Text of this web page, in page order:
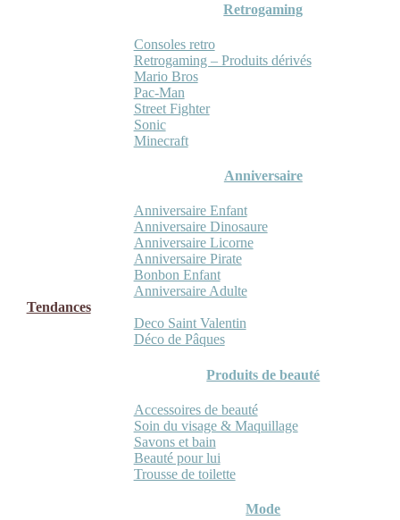
Retrogaming
Consoles retro
Retrogaming – Produits dérivés
Mario Bros
Pac-Man
Street Fighter
Sonic
Minecraft
Anniversaire
Anniversaire Enfant
Anniversaire Dinosaure
Anniversaire Licorne
Anniversaire Pirate
Bonbon Enfant
Anniversaire Adulte
Tendances
Deco Saint Valentin
Déco de Pâques
Produits de beauté
Accessoires de beauté
Soin du visage & Maquillage
Savons et bain
Beauté pour lui
Trousse de toilette
Mode